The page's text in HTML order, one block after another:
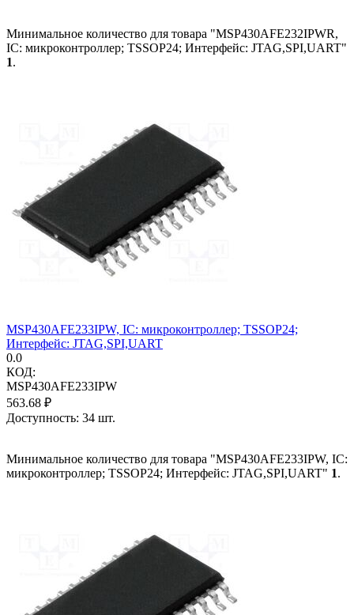
Минимальное количество для товара "MSP430AFE232IPWR,
IC: микроконтроллер; TSSOP24; Интерфейс: JTAG,SPI,UART"
1.
MSP430AFE233IPW, IC: микроконтроллер; TSSOP24;
Интерфейс: JTAG,SPI,UART
0.0
КОД:
MSP430AFE233IPW
563.68 ₽
Доступность: 34 шт.
Минимальное количество для товара "MSP430AFE233IPW, IC:
микроконтроллер; TSSOP24; Интерфейс: JTAG,SPI,UART" 1.